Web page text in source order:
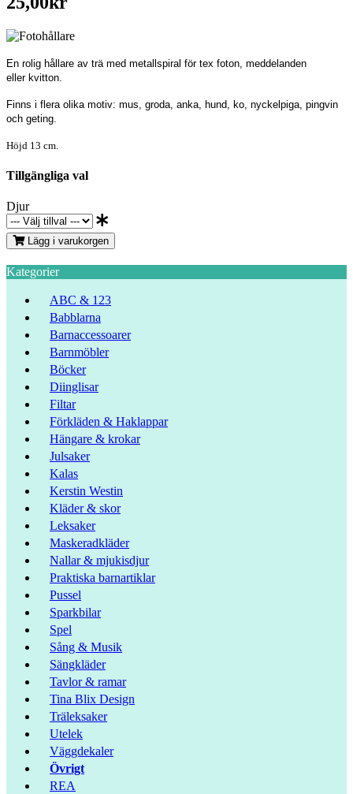
En rolig hållare av trä med metallspiral för tex foton, meddelanden
eller kvitton.
Finns i flera olika motiv: mus, groda, anka, hund, ko, nyckelpiga, pingvin
och geting.
Höjd 13 cm.
Tillgängliga val
Djur
Lägg i varukorgen
Kategorier
ABC & 123
Babblarna
Barnaccessoarer
Barnmöbler
Böcker
Diinglisar
Filtar
Förkläden & Haklappar
Hängare & krokar
Julsaker
Kalas
Kerstin Westin
Kläder & skor
Leksaker
Maskeradkläder
Nallar & mjukisdjur
Praktiska barnartiklar
Pussel
Sparkbilar
Spel
Sång & Musik
Sängkläder
Tavlor & ramar
Tina Blix Design
Träleksaker
Utelek
Väggdekaler
Övrigt
REA